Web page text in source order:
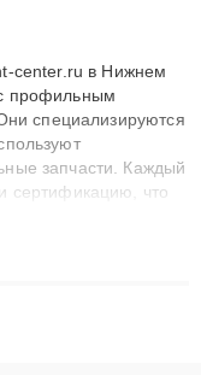
center.ru в Нижнем
профильным
специализируются
запчасти. Каждый
сертификацию, что
до 3 лет.